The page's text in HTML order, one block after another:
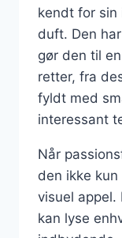
kendt for sin
duft. Den
gør den til
retter, fra
fyldt med
interessant
Når
den ikke
visuel
kan lyse